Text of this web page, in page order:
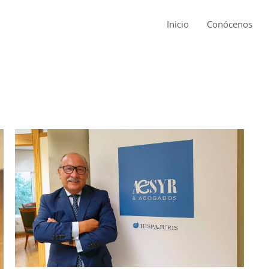
Inicio Conócenos